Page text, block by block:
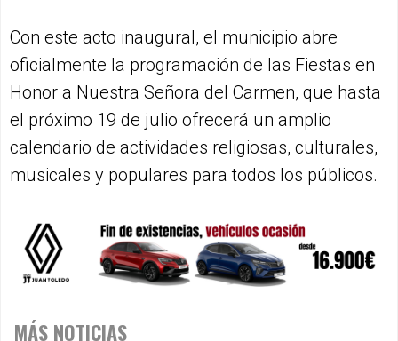
Con este acto inaugural, el municipio abre
oficialmente la programación de las Fiestas en
Honor a Nuestra Señora del Carmen, que hasta
el próximo 19 de julio ofrecerá un amplio
calendario de actividades religiosas, culturales,
musicales y populares para todos los públicos.
MÁS NOTICIAS